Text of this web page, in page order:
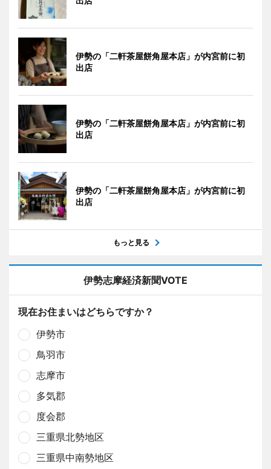
伊勢の「二軒茶屋餅角屋本店」が内宮前に初
出店
伊勢の「二軒茶屋餅角屋本店」が内宮前に初
出店
伊勢の「二軒茶屋餅角屋本店」が内宮前に初
出店
もっと見る
伊勢志摩経済新聞VOTE
現在お住まいはどちらですか？
伊勢市
鳥羽市
志摩市
多気郡
度会郡
三重県北勢地区
三重県中南勢地区